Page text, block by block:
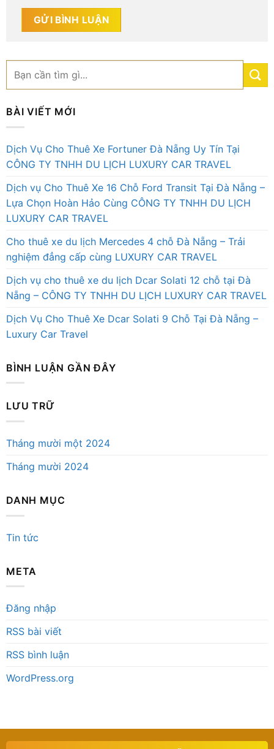
BÀI VIẾT MỚI
Dịch Vụ Cho Thuê Xe Fortuner Đà Nẵng Uy Tín Tại
CÔNG TY TNHH DU LỊCH LUXURY CAR TRAVEL
Dịch vụ Cho Thuê Xe 16 Chỗ Ford Transit Tại Đà Nẵng –
Lựa Chọn Hoàn Hảo Cùng CÔNG TY TNHH DU LỊCH
LUXURY CAR TRAVEL
Cho thuê xe du lịch Mercedes 4 chỗ Đà Nẵng – Trải
nghiệm đẳng cấp cùng LUXURY CAR TRAVEL
Dịch vụ cho thuê xe du lịch Dcar Solati 12 chỗ tại Đà
Nẵng – CÔNG TY TNHH DU LỊCH LUXURY CAR TRAVEL
Dịch Vụ Cho Thuê Xe Dcar Solati 9 Chỗ Tại Đà Nẵng –
Luxury Car Travel
BÌNH LUẬN GẦN ĐÂY
LƯU TRỮ
Tháng mười một 2024
Tháng mười 2024
DANH MỤC
Tin tức
META
Đăng nhập
RSS bài viết
RSS bình luận
WordPress.org